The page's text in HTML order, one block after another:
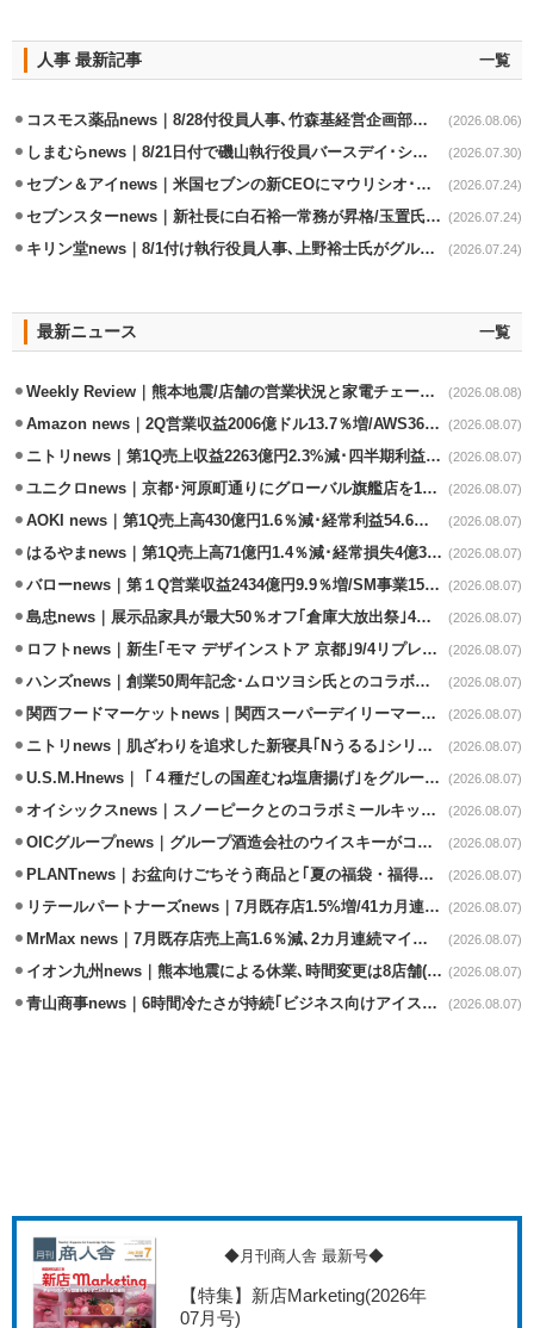
人事 最新記事 一覧
コスモス薬品news｜8/28付役員人事､竹森基経営企画部長が取締役昇格 (2026.08.06)
しまむらnews｜8/21日付で磯山執行役員バースデイ･シャンブル事業兼任 (2026.07.30)
セブン＆アイnews｜米国セブンの新CEOにマウリシオ･レイバ氏 (2026.07.24)
セブンスターnews｜新社長に白石裕一常務が昇格/玉置氏は会長専任 (2026.07.24)
キリン堂news｜8/1付け執行役員人事､上野裕士氏がグループ法務部長兼務 (2026.07.24)
最新ニュース 一覧
Weekly Review｜熊本地震/店舗の営業状況と家電チェーンの支援策 (2026.08.08)
Amazon news｜2Q営業収益2006億ドル13.7％増/AWS36.8％％増が貢献 (2026.08.07)
ニトリnews｜第1Q売上収益2263億円2.3%減･四半期利益1.4％減 (2026.08.07)
ユニクロnews｜京都･河原町通りにグローバル旗艦店を11/6開設 (2026.08.07)
AOKI news｜第1Q売上高430億円1.6％減･経常利益54.6％減 (2026.08.07)
はるやまnews｜第1Q売上高71億円1.4％減･経常損失4億3800万円 (2026.08.07)
バローnews｜第１Q営業収益2434億円9.9％増/SM事業15.5％増と絶好調 (2026.08.07)
島忠news｜展示品家具が最大50％オフ｢倉庫大放出祭｣4店舗限定で開催 (2026.08.07)
ロフトnews｜新生｢モマ デザインストア 京都｣9/4リプレイスオープン (2026.08.07)
ハンズnews｜創業50周年記念･ムロツヨシ氏とのコラボ企画｢ムロハンズ｣開催 (2026.08.07)
関西フードマーケットnews｜関西スーパーデイリーマート蒲生店8/7改装 (2026.08.07)
ニトリnews｜肌ざわりを追求した新寝具｢Nうるる｣シリーズを発売 (2026.08.07)
U.S.M.Hnews｜ ｢４種だしの国産むね塩唐揚げ｣をグループ610店で共同販促 (2026.08.07)
オイシックスnews｜スノーピークとのコラボミールキット8/13発売 (2026.08.07)
OICグループnews｜グループ酒造会社のウイスキーがコンペティション受賞 (2026.08.07)
PLANTnews｜お盆向けごちそう商品と｢夏の福袋・福得カート｣8/8から開催 (2026.08.07)
リテールパートナーズnews｜7月既存店1.5%増/41カ月連続増 (2026.08.07)
MrMax news｜7月既存店売上高1.6％減､2カ月連続マイナス (2026.08.07)
イオン九州news｜熊本地震による休業､時間変更は8店舗(8/7時点) (2026.08.07)
青山商事news｜6時間冷たさが持続｢ビジネス向けアイスベスト｣発売 (2026.08.07)
◆月刊商人舎 最新号◆
【特集】新店Marketing(2026年
07月号)